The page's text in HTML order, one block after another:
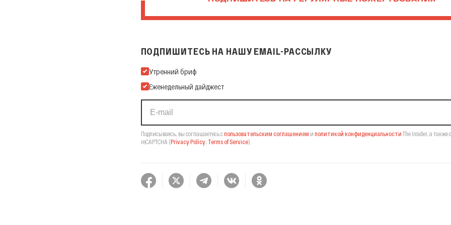
ПОДПИШИТЕСЬ НА НАШУ EMAIL-РАССЫЛКУ
Подпишитесь на нашу Email-рассылку
Утренний бриф
Еженедельный дайджест
Подписываясь, вы соглашаетесь спользовательским соглашением и политикой конфиденциальности The Insider, а также
reCAPTCHA (Privacy Policy, Terms of Service).